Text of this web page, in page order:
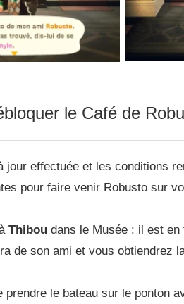
le Café de
jour effectuée et les conditions
pour faire venir Robusto sur
Thibou dans le Musée : il est en
de son ami et vous obtiendrez
prendre le bateau sur le ponton